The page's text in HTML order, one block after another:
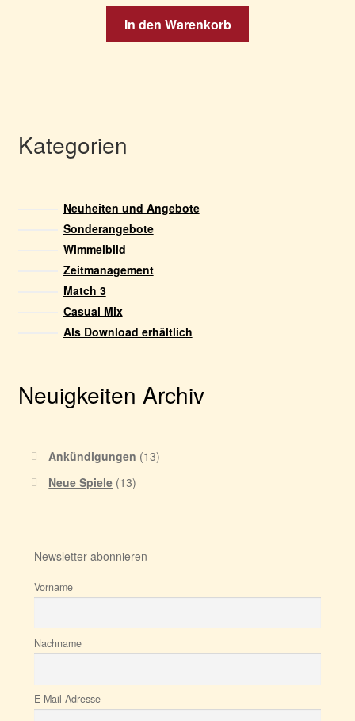
In den Warenkorb
Kategorien
Neuheiten und Angebote
Sonderangebote
Wimmelbild
Zeitmanagement
Match 3
Casual Mix
Als Download erhältlich
Neuigkeiten Archiv
Ankündigungen (13)
Neue Spiele (13)
Newsletter abonnieren
Vorname
Nachname
E-Mail-Adresse